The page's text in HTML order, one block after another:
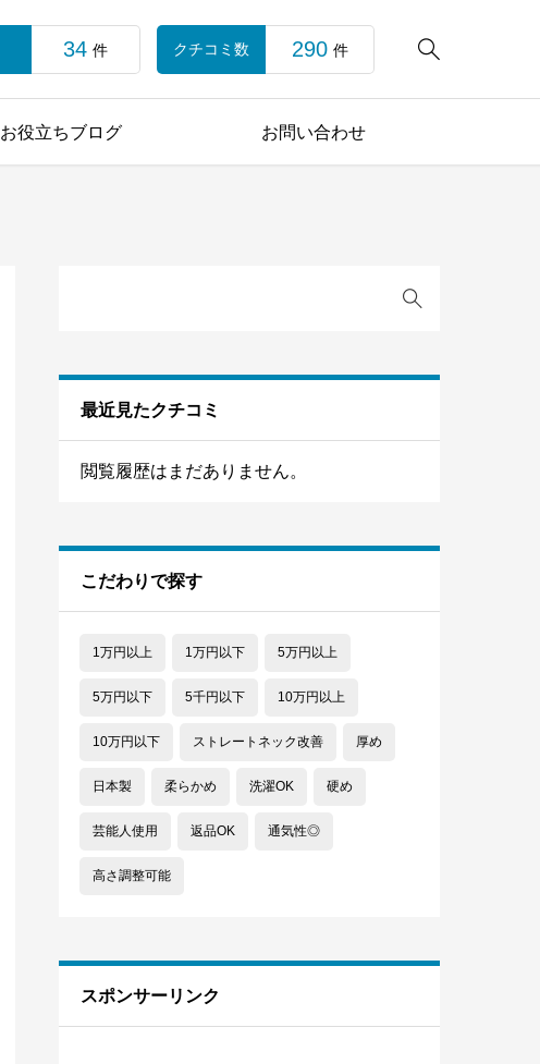

34 件 クチコミ数 290 件
お役立ちブログ お問い合わせ
最近見たクチコミ
閲覧履歴はまだありません。
こだわりで探す
1万円以上 1万円以下 5万円以上
5万円以下 5千円以下 10万円以上
10万円以下 ストレートネック改善 厚め
日本製 柔らかめ 洗濯OK 硬め
芸能人使用 返品OK 通気性◎
高さ調整可能
スポンサーリンク